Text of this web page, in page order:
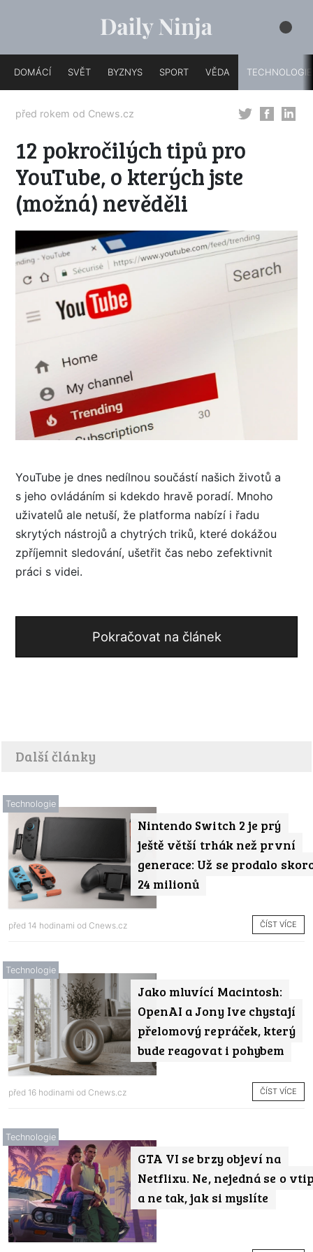
DOMÁCÍ SVĚT BYZNYS SPORT VĚDA TECHNOLOGIE
před rokem od Cnews.cz
12 pokročilých tipů pro
YouTube, o kterých jste
(možná) nevěděli
YouTube je dnes nedílnou součástí našich životů a
s jeho ovládáním si kdekdo hravě poradí. Mnoho
uživatelů ale netuší, že platforma nabízí i řadu
skrytých nástrojů a chytrých triků, které dokážou
zpříjemnit sledování, ušetřit čas nebo zefektivnit
práci s videi.
Pokračovat na článek
Další články
Nintendo Switch 2 je prý
ještě větší trhák než první
generace: Už se prodalo
24 milionů
Technologie
před 14 hodinami od Cnews.cz ČÍST VÍCE
Jako mluvící Macintosh:
OpenAI a Jony Ive chystají
přelomový repráček, který
bude reagovat i pohybem
Technologie
před 16 hodinami od Cnews.cz ČÍST VÍCE
GTA VI se brzy objeví na
Netflixu. Ne, nejedná se o
a ne tak, jak si myslíte
Technologie